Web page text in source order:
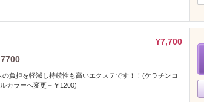
¥7,700
負担を軽減し持続性も高いエクステです！！(ケラチンコ
カラーへ変更＋￥1200)